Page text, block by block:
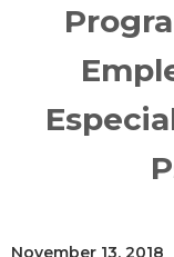
November 13, 2018